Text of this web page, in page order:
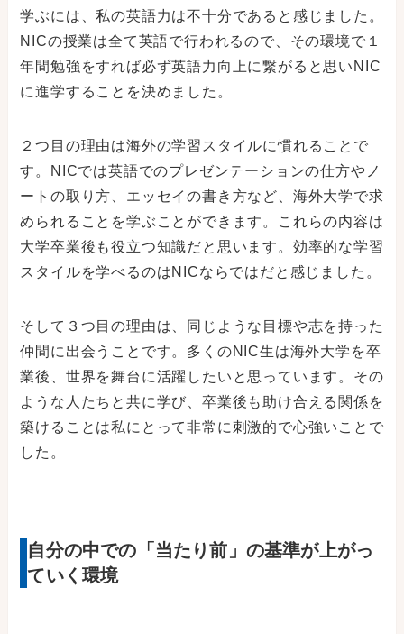
学ぶには、私の英語力は不十分であると感じました。
NICの授業は全て英語で行われるので、その環境で１
年間勉強をすれば必ず英語力向上に繋がると思いNIC
に進学することを決めました。
２つ目の理由は海外の学習スタイルに慣れることで
す。NICでは英語でのプレゼンテーションの仕方やノ
ートの取り方、エッセイの書き方など、海外大学で求
められることを学ぶことができます。これらの内容は
大学卒業後も役立つ知識だと思います。効率的な学習
スタイルを学べるのはNICならではだと感じました。
そして３つ目の理由は、同じような目標や志を持った
仲間に出会うことです。多くのNIC生は海外大学を卒
業後、世界を舞台に活躍したいと思っています。その
ような人たちと共に学び、卒業後も助け合える関係を
築けることは私にとって非常に刺激的で心強いことで
した。
自分の中での「当たり前」の基準が上がっ
ていく環境